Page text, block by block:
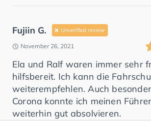
Fujiin G. Unverified review
November 26, 2021
Ela und Ralf waren immer sehr
hilfsbereit. Ich kann die
weiterempfehlen. Auch
Corona konnte ich meinen
weiterhin gut absolvieren.